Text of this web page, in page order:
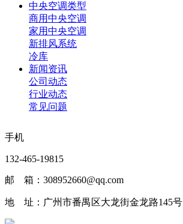
中央空调类型
商用中央空调
家用中央空调
新排风系统
冷库
新闻资讯
公司动态
行业动态
常见问题
手机
132-465-19815
邮 箱：308952660@qq.com
地 址：广州市番禺区大龙街金龙路145号